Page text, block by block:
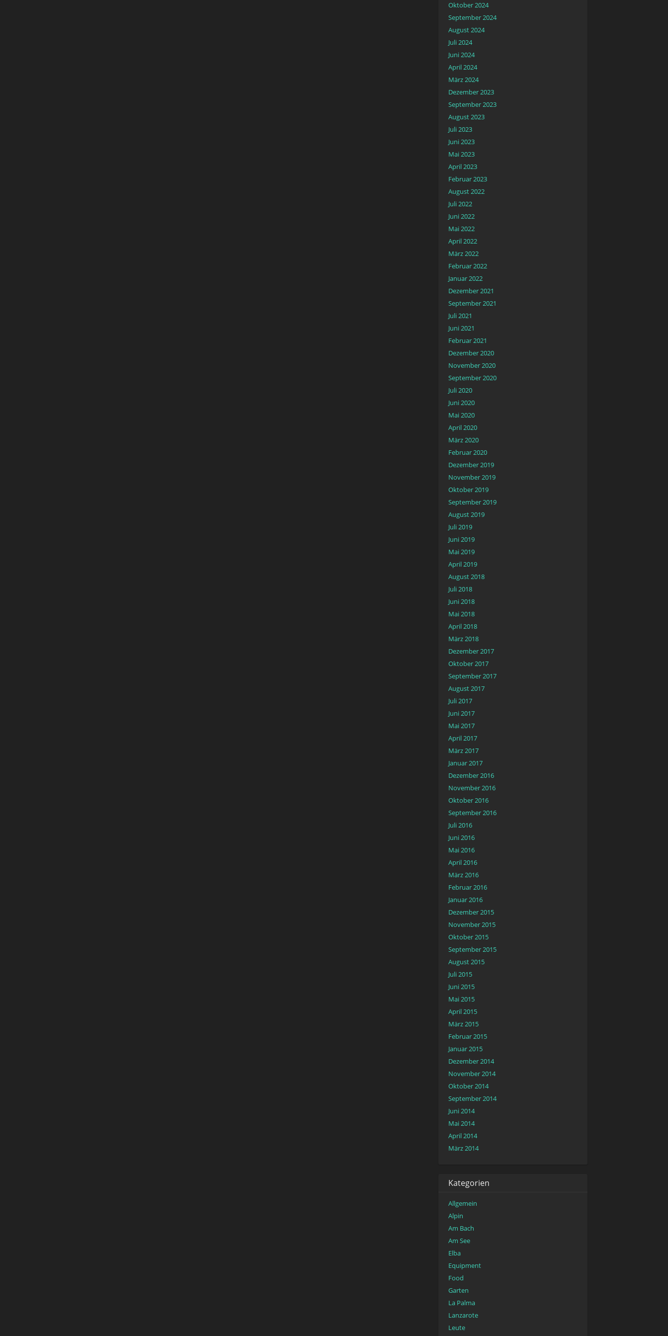
Oktober 2024
September 2024
August 2024
Juli 2024
Juni 2024
April 2024
März 2024
Dezember 2023
September 2023
August 2023
Juli 2023
Juni 2023
Mai 2023
April 2023
Februar 2023
August 2022
Juli 2022
Juni 2022
Mai 2022
April 2022
März 2022
Februar 2022
Januar 2022
Dezember 2021
September 2021
Juli 2021
Juni 2021
Februar 2021
Dezember 2020
November 2020
September 2020
Juli 2020
Juni 2020
Mai 2020
April 2020
März 2020
Februar 2020
Dezember 2019
November 2019
Oktober 2019
September 2019
August 2019
Juli 2019
Juni 2019
Mai 2019
April 2019
August 2018
Juli 2018
Juni 2018
Mai 2018
April 2018
März 2018
Dezember 2017
Oktober 2017
September 2017
August 2017
Juli 2017
Juni 2017
Mai 2017
April 2017
März 2017
Januar 2017
Dezember 2016
November 2016
Oktober 2016
September 2016
Juli 2016
Juni 2016
Mai 2016
April 2016
März 2016
Februar 2016
Januar 2016
Dezember 2015
November 2015
Oktober 2015
September 2015
August 2015
Juli 2015
Juni 2015
Mai 2015
April 2015
März 2015
Februar 2015
Januar 2015
Dezember 2014
November 2014
Oktober 2014
September 2014
Juni 2014
Mai 2014
April 2014
März 2014
Kategorien
Allgemein
Alpin
Am Bach
Am See
Elba
Equipment
Food
Garten
La Palma
Lanzarote
Leute